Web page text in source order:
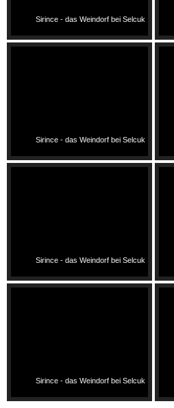
Sirince - das Weindorf bei Selcuk
Sirince - das Weindorf bei Selcuk
Sirince - das Weindorf bei Selcuk
Sirince - das Weindorf bei Selcuk